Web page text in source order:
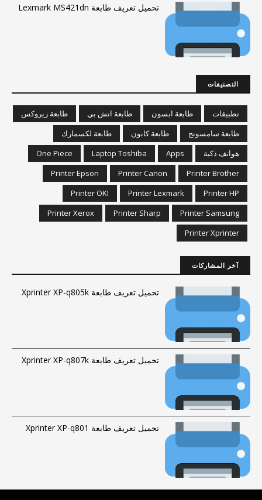
تحميل تعريف طابعة Lexmark MS421dn
التصنيفات
تطبيقات طابعة ابسون طابعة اتش بي
طابعة زيروكس
طابعة سامسونج
طابعة كانون
طابعة لكسمارك
هواتف ذكية
Apps
Laptop Toshiba
One Piece
Printer Brother
Printer Canon
Printer Epson
Printer HP
Printer Lexmark
Printer OKI
Printer Samsung
Printer Sharp
Printer Xerox
Printer Xprinter
آخر المشاركات
تحميل تعريف طابعة Xprinter XP-q805k
تحميل تعريف طابعة Xprinter XP-q807k
تحميل تعريف طابعة Xprinter XP-q801